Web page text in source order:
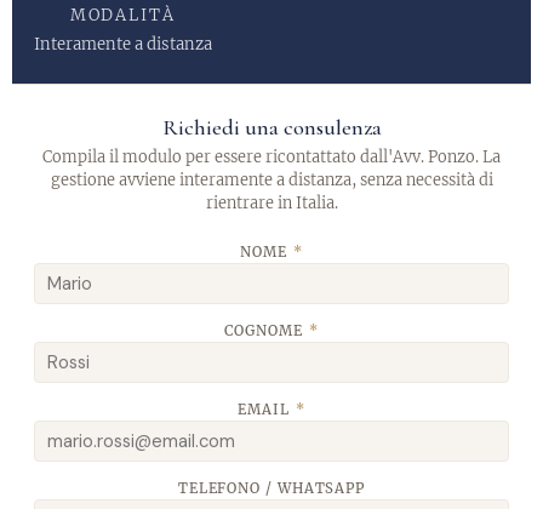
MODALITÀ
Interamente a distanza
Richiedi una consulenza
Compila il modulo per essere ricontattato dall'Avv. Ponzo. La
gestione avviene interamente a distanza, senza necessità di
rientrare in Italia.
NOME *
COGNOME *
EMAIL *
TELEFONO / WHATSAPP